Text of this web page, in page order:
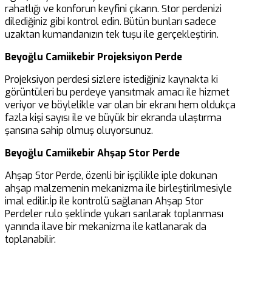
rahatlığı ve konforun keyfini çıkarın. Stor perdenizi
dilediğiniz gibi kontrol edin. Bütün bunları sadece
uzaktan kumandanızın tek tuşu ile gerçekleştirin.
Beyoğlu Camiikebir Projeksiyon Perde
Projeksiyon perdesi sizlere istediğiniz kaynakta ki
görüntüleri bu perdeye yansıtmak amacı ile hizmet
veriyor ve böylelikle var olan bir ekranı hem oldukça
fazla kişi sayısı ile ve büyük bir ekranda ulaştırma
şansına sahip olmuş oluyorsunuz.
Beyoğlu Camiikebir Ahşap Stor Perde
Ahşap Stor Perde, özenli bir işçilikle iple dokunan
ahşap malzemenin mekanizma ile birleştirilmesiyle
imal edilir.İp ile kontrolü sağlanan Ahşap Stor
Perdeler rulo şeklinde yukarı sarılarak toplanması
yanında ilave bir mekanizma ile katlanarak da
toplanabilir.